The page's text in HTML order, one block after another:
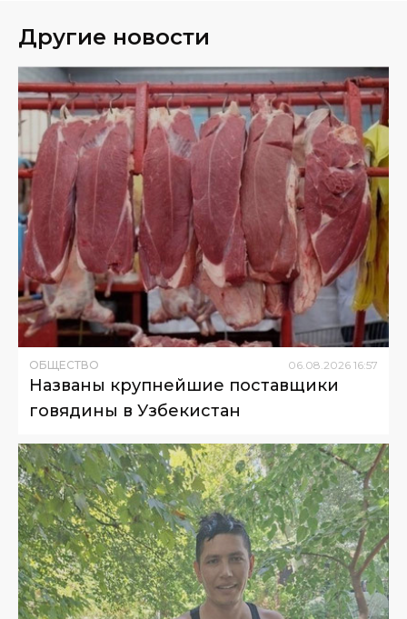
Другие новости
ОБЩЕСТВО 06.08.2026 16:57
Названы крупнейшие поставщики
говядины в Узбекистан